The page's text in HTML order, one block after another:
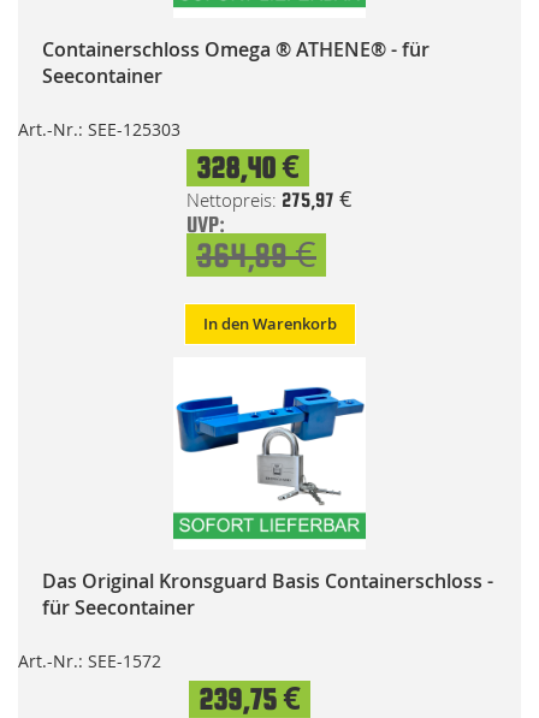
Containerschloss Omega ® ATHENE® - für
Seecontainer
Art.-Nr.: SEE-125303
Special
Price
328,40 €
275,97 €
UVP:
364,89 €
In den Warenkorb
Das Original Kronsguard Basis Containerschloss -
für Seecontainer
Art.-Nr.: SEE-1572
Special
Price
239,75 €